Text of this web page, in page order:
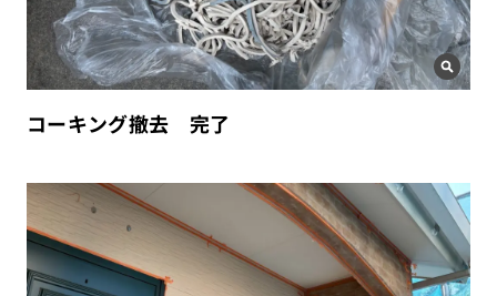
コーキング撤去 完了